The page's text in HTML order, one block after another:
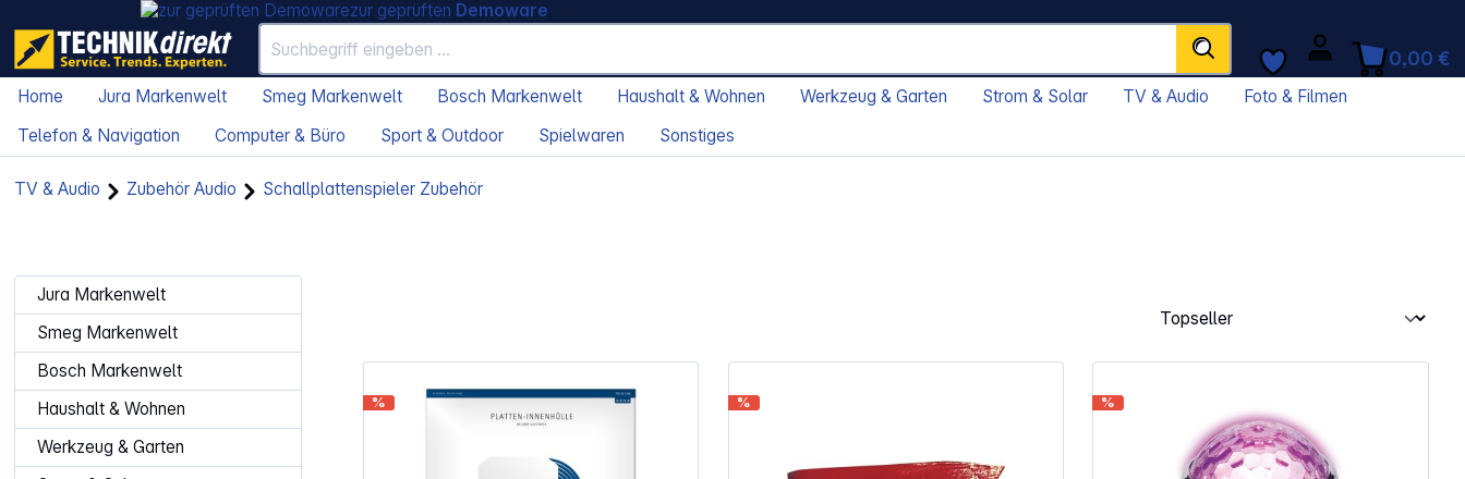
zur geprüften Demoware
0,00 €
Home Jura Markenwelt Smeg Markenwelt Bosch Markenwelt Haushalt & Wohnen Werkzeug & Garten Strom & Solar TV & Audio
Foto & Filmen
Telefon & Navigation
Computer & Büro Sport & Outdoor Spielwaren Sonstiges
TV & Audio Zubehör Audio Schallplattenspieler Zubehör
Jura Markenwelt
Smeg Markenwelt
Bosch Markenwelt
Haushalt & Wohnen
Werkzeug & Garten
% % %